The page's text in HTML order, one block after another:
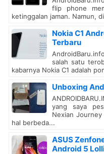
flip phone
ketinggalan jaman. Namun,
Nokia C1
Terbaru
salah satu
kabarnya Nokia C1 adalah
Unboxing
yang saya
Nexian Journey
hal berbeda...
ASUS
Android 5